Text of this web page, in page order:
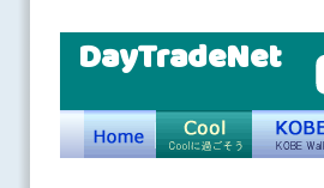
DayTradeNet